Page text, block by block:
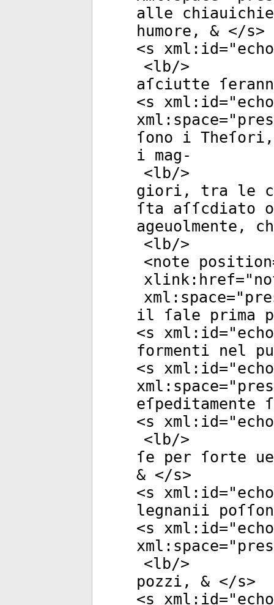
alle chiauichie
humore, & </s>
<s xml:id="
<lb/>
aſciutte
<s xml:id="
xml:space="
ſono i
i mag-
<lb/>
giori, tra le
ſta aſſcdiato
ageuolmente,
<lb/>
<note position
xlink:href="
xml:space="
il ſale prima
<s xml:id="
formenti nel
<s xml:id="
xml:space="
eſpeditamente
<s xml:id="
<lb/>
ſe per ſorte
& </s>
<s xml:id="
legnanii
<s xml:id="
xml:space="
<lb/>
pozzi, & </s>
<s xml:id="